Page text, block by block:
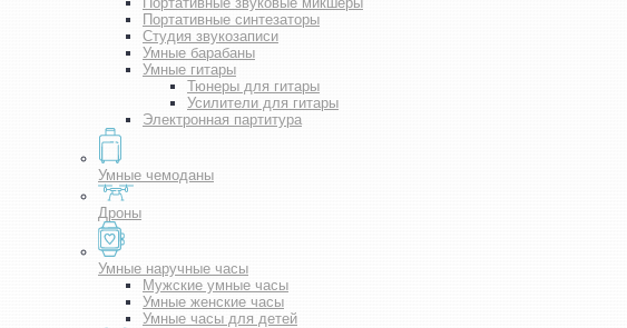
Портативные синтезаторы
Студия звукозаписи
Умные барабаны
Умные гитары
Тюнеры для гитары
Усилители для гитары
Электронная партитура
Умные чемоданы
Дроны
Умные наручные часы
Мужские умные часы
Умные женские часы
Умные часы для детей